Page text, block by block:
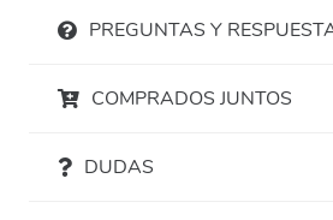
PREGUNTAS Y
COMPRADOS JUNTOS
DUDAS